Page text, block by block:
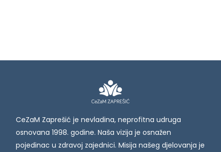
CeZaM Zaprešić je nevladina, neprofitna udruga
osnovana 1998. godine. Naša vizija je osnažen
pojedinac u zdravoj zajednici. Misija našeg djelovanja je